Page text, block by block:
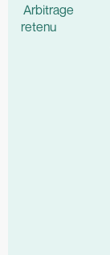
Arbitrage
retenu